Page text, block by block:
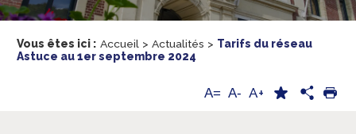
Vous êtes ici : Accueil > Actualités > Tarifs du réseau
Astuce au 1er septembre 2024
A= A- A+